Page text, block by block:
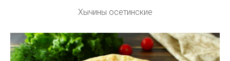
Хычины осетинские